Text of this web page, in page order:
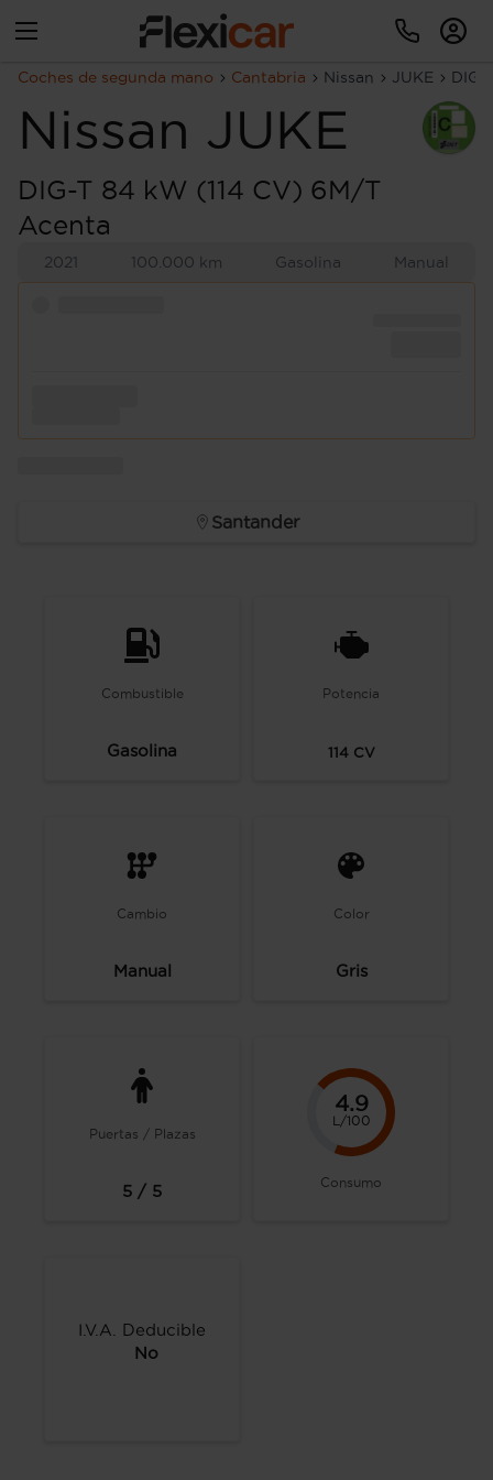
Coches de segunda mano Cantabria Nissan JUKE DIG-
Nissan JUKE
DIG-T 84 kW (114 CV) 6M/T
Acenta
2021 100.000 km Gasolina Manual
Santander
Combustible
Gasolina
Potencia
114CV
Cambio
Manual
Color
Gris
Puertas / Plazas
5 / 5
4.9
L/100
Consumo
I.V.A. Deducible
No